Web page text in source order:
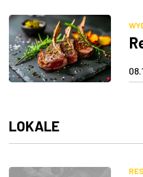
LOKALE